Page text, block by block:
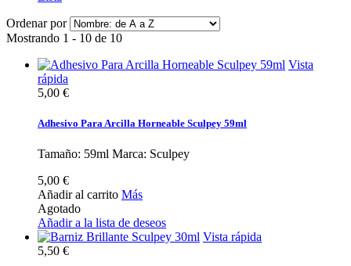
Ordenar por
Mostrando 1 - 10 de 10
Vista
rápida
5,00 €
Adhesivo Para Arcilla Horneable Sculpey 59ml
Tamaño: 59ml Marca: Sculpey
5,00 €
Añadir al carrito Más
Agotado
Añadir a la lista de deseos
Vista rápida
5,50 €